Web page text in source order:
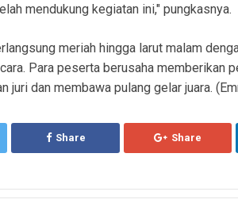
mendukung kegiatan ini," pungkasnya.
meriah hingga larut malam
Para peserta berusaha memberikan
juri dan membawa pulang gelar juara.
Share Share